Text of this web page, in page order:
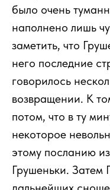
было очень
наполнено лишь
заметить, что
него последние
говорилось
возвращении. К
потом, что в ту
некоторое
этому посланию
Грушеньки. Затем